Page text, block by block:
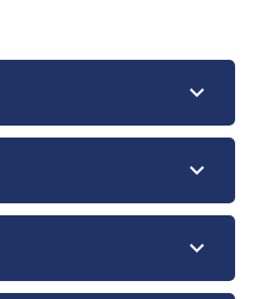


